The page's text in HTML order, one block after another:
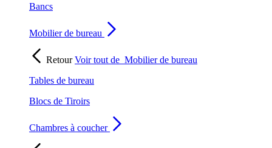
Bancs
Mobilier de bureau
RetourVoir tout de Mobilier de bureau
Tables de bureau
Blocs de Tiroirs
Chambres à coucher